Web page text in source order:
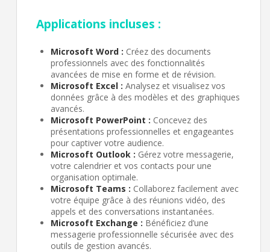
Applications incluses :
Microsoft Word : Créez des documents
professionnels avec des fonctionnalités
avancées de mise en forme et de révision.
Microsoft Excel : Analysez et visualisez vos
données grâce à des modèles et des graphiques
avancés.
Microsoft PowerPoint : Concevez des
présentations professionnelles et engageantes
pour captiver votre audience.
Microsoft Outlook : Gérez votre messagerie,
votre calendrier et vos contacts pour une
organisation optimale.
Microsoft Teams : Collaborez facilement avec
votre équipe grâce à des réunions vidéo, des
appels et des conversations instantanées.
Microsoft Exchange : Bénéficiez d’une
messagerie professionnelle sécurisée avec des
outils de gestion avancés.